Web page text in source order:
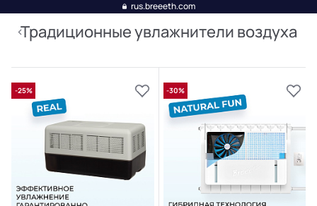
rus.breeeth.com
Традиционные увлажнители воздуха
-25% -30%